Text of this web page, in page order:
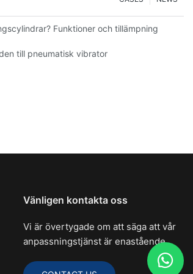
Funktioner och tillämpning
till pneumatisk vibrator
Vänligen kontakta oss
Vi är övertygade om att säga att vår
anpassningstjänst är enastående.